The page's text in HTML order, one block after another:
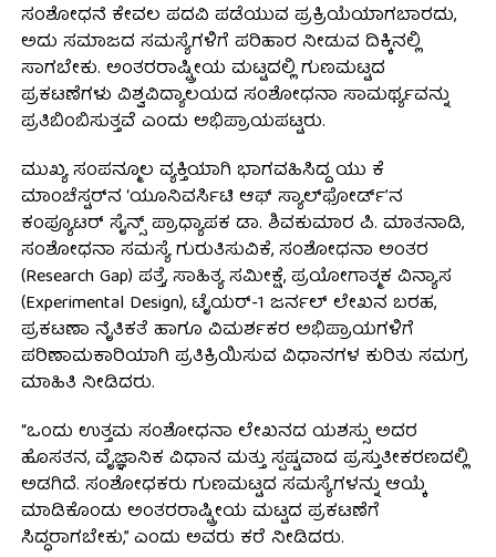
ಸಂಶೋಧನೆ ಕೇವಲ ಪದವಿ ಪಡೆಯುವ ಪ್ರಕ್ರಿಯೆಯಾಗಬಾರದು,
ಅದು ಸಮಾಜದ ಸಮಸ್ಯೆಗಳಿಗೆ ಪರಿಹಾರ ನೀಡುವ ದಿಕ್ಕಿನಲ್ಲಿ
ಸಾಗಬೇಕು. ಅಂತರರಾಷ್ಟ್ರೀಯ ಮಟ್ಟದಲ್ಲಿ ಗುಣಮಟ್ಟದ
ಪ್ರಕಟಣೆಗಳು ವಿಶ್ವವಿದ್ಯಾಲಯದ ಸಂಶೋಧನಾ ಸಾಮರ್ಥ್ಯವನ್ನು
ಪ್ರತಿಬಿಂಬಿಸುತ್ತವೆ ಎಂದು ಅಭಿಪ್ರಾಯಪಟ್ಟರು.
ಮುಖ್ಯ ಸಂಪನ್ಮೂಲ ವ್ಯಕ್ತಿಯಾಗಿ ಭಾಗವಹಿಸಿದ್ದ ಯು ಕೆ
ಮಾಂಚೆಸ್ಟರ್‌ನ ‘ಯೂನಿವರ್ಸಿಟಿ ಆಫ್ ಸ್ಯಾಲ್‌ಫೋರ್ಡ್’ನ
ಕಂಪ್ಯೂಟರ್ ಸೈನ್ಸ್ ಪ್ರಾಧ್ಯಾಪಕ ಡಾ. ಶಿವಕುಮಾರ ಪಿ. ಮಾತನಾಡಿ,
ಸಂಶೋಧನಾ ಸಮಸ್ಯೆ ಗುರುತಿಸುವಿಕೆ, ಸಂಶೋಧನಾ ಅಂತರ
(Research Gap) ಪತ್ತೆ, ಸಾಹಿತ್ಯ ಸಮೀಕ್ಷೆ, ಪ್ರಯೋಗಾತ್ಮಕ ವಿನ್ಯಾಸ
(Experimental Design), ಟೈಯರ್-1 ಜರ್ನಲ್ ಲೇಖನ ಬರಹ,
ಪ್ರಕಟಣಾ ನೈತಿಕತೆ ಹಾಗೂ ವಿಮರ್ಶಕರ ಅಭಿಪ್ರಾಯಗಳಿಗೆ
ಪರಿಣಾಮಕಾರಿಯಾಗಿ ಪ್ರತಿಕ್ರಿಯಿಸುವ ವಿಧಾನಗಳ ಕುರಿತು ಸಮಗ್ರ
ಮಾಹಿತಿ ನೀಡಿದರು.
“ಒಂದು ಉತ್ತಮ ಸಂಶೋಧನಾ ಲೇಖನದ ಯಶಸ್ಸು ಅದರ
ಹೊಸತನ, ವೈಜ್ಞಾನಿಕ ವಿಧಾನ ಮತ್ತು ಸ್ಪಷ್ಟವಾದ ಪ್ರಸ್ತುತೀಕರಣದಲ್ಲಿ
ಅಡಗಿದೆ. ಸಂಶೋಧಕರು ಗುಣಮಟ್ಟದ ಸಮಸ್ಯೆಗಳನ್ನು ಆಯ್ಕೆ
ಮಾಡಿಕೊಂಡು ಅಂತರರಾಷ್ಟ್ರೀಯ ಮಟ್ಟದ ಪ್ರಕಟಣೆಗೆ
ಸಿದ್ಧರಾಗಬೇಕು,” ಎಂದು ಅವರು ಕರೆ ನೀಡಿದರು.